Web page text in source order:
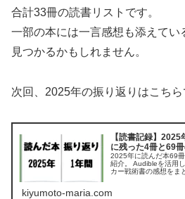
合計33冊の読書リストです。
一部の本には一言感想も添えてい
見つかるかもしれません。
次回、2025年の振り返りはこちら
【読書記録】
に残った4冊と69
2025年に読んだ本69
紹介。 Audibleを活用
カー戦術書の感想をま
kiyumoto-maria.com